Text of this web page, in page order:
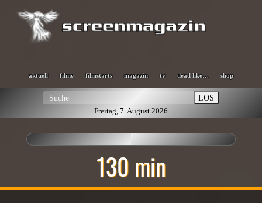
aktuell filme filmstarts magazin tv dead like… shop
LOS
Freitag, 7. August 2026
130 min